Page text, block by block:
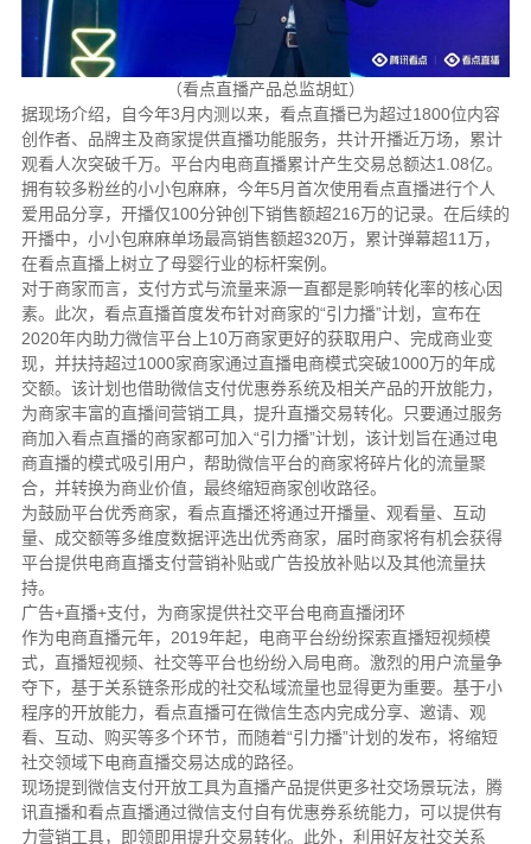
（看点直播产品总监胡虹）
据现场介绍，自今年3月内测以来，看点直播已为超过1800位内容
创作者、品牌主及商家提供直播功能服务，共计开播近万场，累计
观看人次突破千万。平台内电商直播累计产生交易总额达1.08亿。
拥有较多粉丝的小小包麻麻，今年5月首次使用看点直播进行个人
爱用品分享，开播仅100分钟创下销售额超216万的记录。在后续的
开播中，小小包麻麻单场最高销售额超320万，累计弹幕超11万，
在看点直播上树立了母婴行业的标杆案例。
对于商家而言，支付方式与流量来源一直都是影响转化率的核心因
素。此次，看点直播首度发布针对商家的“引力播”计划，宣布在
2020年内助力微信平台上10万商家更好的获取用户、完成商业变
现，并扶持超过1000家商家通过直播电商模式突破1000万的年成
交额。该计划也借助微信支付优惠券系统及相关产品的开放能力，
为商家丰富的直播间营销工具，提升直播交易转化。只要通过服务
商加入看点直播的商家都可加入“引力播”计划，该计划旨在通过电
商直播的模式吸引用户，帮助微信平台的商家将碎片化的流量聚
合，并转换为商业价值，最终缩短商家创收路径。
为鼓励平台优秀商家，看点直播还将通过开播量、观看量、互动
量、成交额等多维度数据评选出优秀商家，届时商家将有机会获得
平台提供电商直播支付营销补贴或广告投放补贴以及其他流量扶
持。
广告+直播+支付，为商家提供社交平台电商直播闭环
作为电商直播元年，2019年起，电商平台纷纷探索直播短视频模
式，直播短视频、社交等平台也纷纷入局电商。激烈的用户流量争
夺下，基于关系链条形成的社交私域流量也显得更为重要。基于小
程序的开放能力，看点直播可在微信生态内完成分享、邀请、观
看、互动、购买等多个环节，而随着“引力播”计划的发布，将缩短
社交领域下电商直播交易达成的路径。
现场提到微信支付开放工具为直播产品提供更多社交场景玩法，腾
讯直播和看点直播通过微信支付自有优惠券系统能力，可以提供有
力营销工具，即领即用提升交易转化。此外，利用好友社交关系